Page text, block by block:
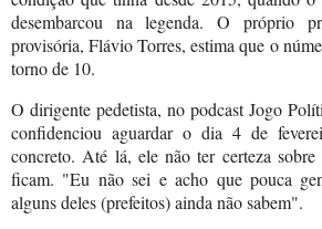
desembarcou na legenda. O próprio
provisória, Flávio Torres, estima que o
torno de 10.
O dirigente pedetista, no podcast Jogo
confidenciou aguardar o dia 4 de
concreto. Até lá, ele não ter certeza
ficam. "Eu não sei e acho que pouca
alguns deles (prefeitos) ainda não sabem".